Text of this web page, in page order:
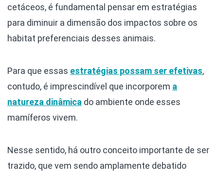
cetáceos, é fundamental pensar em estratégias
para diminuir a dimensão dos impactos sobre os
habitat preferenciais desses animais.
Para que essas estratégias possam ser efetivas,
contudo, é imprescindível que incorporem a
natureza dinâmica do ambiente onde esses
mamíferos vivem.
Nesse sentido, há outro conceito importante de ser
trazido, que vem sendo amplamente debatido